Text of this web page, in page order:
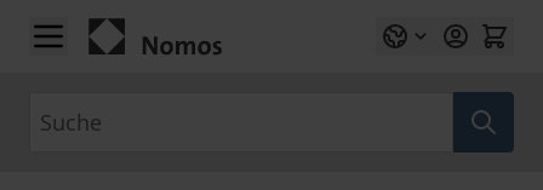
Zum Inhalt springen